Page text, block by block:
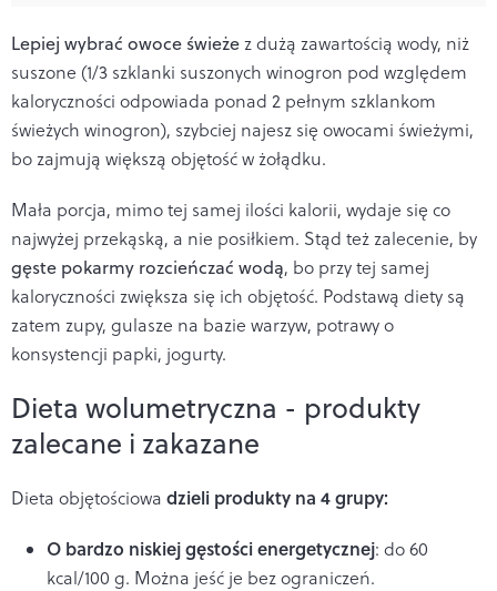
Lepiej wybrać owoce świeżez dużą zawartością wody, niż
suszone (1/3 szklanki suszonych winogron pod względem
kaloryczności odpowiada ponad 2 pełnym szklankom
świeżych winogron), szybciej najesz się owocami świeżymi,
bo zajmują większą objętość w żołądku.
Mała porcja, mimo tej samej ilości kalorii, wydaje się co
najwyżej przekąską, a nie posiłkiem. Stąd też zalecenie, by
gęste pokarmy rozcieńczać wodą, bo przy tej samej
kaloryczności zwiększa się ich objętość. Podstawą diety są
zatem zupy, gulasze na bazie warzyw, potrawy o
konsystencji papki, jogurty.
Dieta wolumetryczna - produkty
zalecane i zakazane
Dieta objętościowa dzieli produkty na 4 grupy:
O bardzo niskiej gęstości energetycznej: do 60
kcal/100 g. Można jeść je bez ograniczeń.